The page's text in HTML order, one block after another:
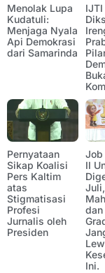
Menolak Lupa
Kudatuli:
Menjaga Nyala
Api Demokrasi
dari Samarinda
Pernyataan
Sikap Koalisi
Pers Kaltim
atas
Stigmatisasi
Profesi
Jurnalis oleh
Presiden
Job
II
Juli,
dan
Ini.